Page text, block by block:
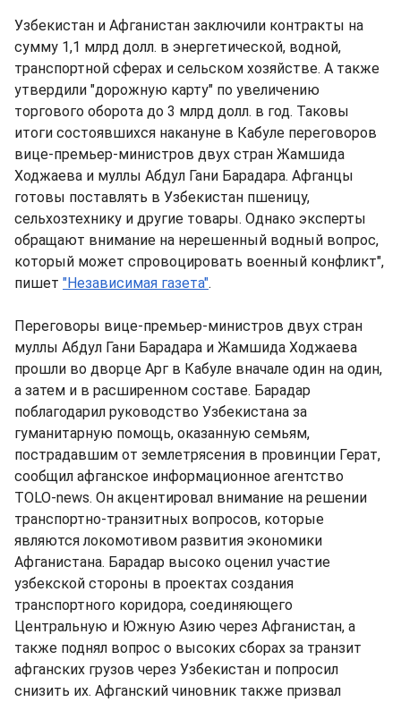
Узбекистан и Афганистан заключили контракты на
сумму 1,1 млрд долл. в энергетической, водной,
транспортной сферах и сельском хозяйстве. А также
утвердили "дорожную карту" по увеличению
торгового оборота до 3 млрд долл. в год. Таковы
итоги состоявшихся накануне в Кабуле переговоров
вице-премьер-министров двух стран Жамшида
Ходжаева и муллы Абдул Гани Барадара. Афганцы
готовы поставлять в Узбекистан пшеницу,
сельхозтехнику и другие товары. Однако эксперты
обращают внимание на нерешенный водный вопрос,
который может спровоцировать военный конфликт",
пишет "Независимая газета".
Переговоры вице-премьер-министров двух стран
муллы Абдул Гани Барадара и Жамшида Ходжаева
прошли во дворце Арг в Кабуле вначале один на один,
а затем и в расширенном составе. Барадар
поблагодарил руководство Узбекистана за
гуманитарную помощь, оказанную семьям,
пострадавшим от землетрясения в провинции Герат,
сообщил афганское информационное агентство
TOLO-news. Он акцентировал внимание на решении
транспортно-транзитных вопросов, которые
являются локомотивом развития экономики
Афганистана. Барадар высоко оценил участие
узбекской стороны в проектах создания
транспортного коридора, соединяющего
Центральную и Южную Азию через Афганистан, а
также поднял вопрос о высоких сборах за транзит
афганских грузов через Узбекистан и попросил
снизить их. Афганский чиновник также призвал